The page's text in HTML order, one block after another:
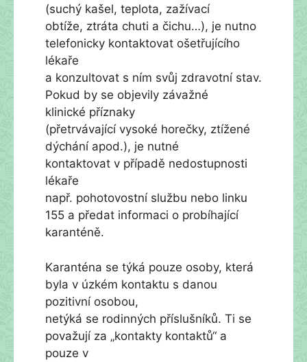
(suchý kašel, teplota, zažívací
obtíže, ztráta chuti a čichu…), je nutno
telefonicky kontaktovat ošetřujícího
lékaře
a konzultovat s ním svůj zdravotní stav.
Pokud by se objevily závažné
klinické příznaky
(přetrvávající vysoké horečky, ztížené
dýchání apod.), je nutné
kontaktovat v případě nedostupnosti
lékaře
např. pohotovostní službu nebo linku
155 a předat informaci o probíhající
karanténě.
Karanténa se týká pouze osoby, která
byla v úzkém kontaktu s danou
pozitivní osobou,
netýká se rodinných příslušníků. Ti se
považují za „kontakty kontaktů“ a
pouze v